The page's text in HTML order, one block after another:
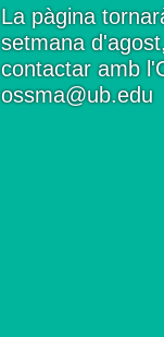
La pàgina
setmana
contactar amb
ossma@ub.edu